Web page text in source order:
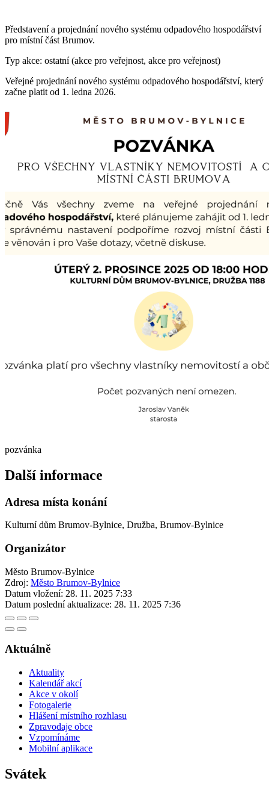
Představení a projednání nového systému odpadového hospodářství
pro místní část Brumov.
Typ akce: ostatní (akce pro veřejnost, akce pro veřejnost)
Veřejné projednání nového systému odpadového hospodářství, který
začne platit od 1. ledna 2026.
pozvánka
Další informace
Adresa místa konání
Kulturní dům Brumov-Bylnice, Družba, Brumov-Bylnice
Organizátor
Město Brumov-Bylnice
Zdroj: Město Brumov-Bylnice
Datum vložení: 28. 11. 2025 7:33
Datum poslední aktualizace: 28. 11. 2025 7:36
Aktuálně
Aktuality
Kalendář akcí
Akce v okolí
Fotogalerie
Hlášení místního rozhlasu
Zpravodaje obce
Vzpomínáme
Mobilní aplikace
Svátek